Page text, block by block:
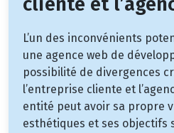
L’un des inconvénients
une agence web de
possibilité de divergences
l’entreprise cliente et
entité peut avoir sa propre
esthétiques et ses objectifs